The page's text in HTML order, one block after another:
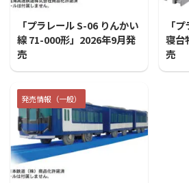
「プラレール S-06 りんかい
線 71-000形」2026年9月発
売
「
寝台
売
発売情報（一般）